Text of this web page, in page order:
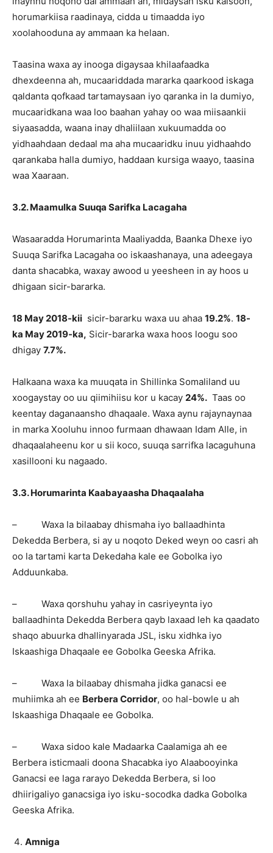
horumarkiisa raadinaya, cidda u timaadda iyo
xoolahooduna ay ammaan ka helaan.
Taasina waxa ay inooga digaysaa khilaafaadka
dhexdeenna ah, mucaariddada mararka qaarkood iskaga
qaldanta qofkaad tartamaysaan iyo qaranka in la dumiyo,
mucaaridkana waa loo baahan yahay oo waa miisaankii
siyaasadda, waana inay dhaliilaan xukuumadda oo
yidhaahdaan dedaal ma aha mucaaridku inuu yidhaahdo
qarankaba halla dumiyo, haddaan kursiga waayo, taasina
waa Xaaraan.
3.2. Maamulka Suuqa Sarifka Lacagaha
Wasaaradda Horumarinta Maaliyadda, Baanka Dhexe iyo
Suuqa Sarifka Lacagaha oo iskaashanaya, una adeegaya
danta shacabka, waxay awood u yeesheen in ay hoos u
dhigaan sicir-bararka.
18 May 2018-kii sicir-bararku waxa uu ahaa 19.2%. 18-
ka May 2019-ka, Sicir-bararka waxa hoos loogu soo
dhigay 7.7%.
Halkaana waxa ka muuqata in Shillinka Somaliland uu
xoogaystay oo uu qiimihiisu kor u kacay 24%. Taas oo
keentay daganaansho dhaqaale. Waxa aynu rajaynaynaa
in marka Xooluhu innoo furmaan dhawaan Idam Alle, in
dhaqaalaheenu kor u sii koco, suuqa sarrifka lacaguhuna
xasillooni ku nagaado.
3.3. Horumarinta Kaabayaasha Dhaqaalaha
– Waxa la bilaabay dhismaha iyo ballaadhinta
Dekedda Berbera, si ay u noqoto Deked weyn oo casri ah
oo la tartami karta Dekedaha kale ee Gobolka iyo
Adduunkaba.
– Waxa qorshuhu yahay in casriyeynta iyo
ballaadhinta Dekedda Berbera qayb laxaad leh ka qaadato
shaqo abuurka dhallinyarada JSL, isku xidhka iyo
Iskaashiga Dhaqaale ee Gobolka Geeska Afrika.
– Waxa la bilaabay dhismaha jidka ganacsi ee
muhiimka ah ee Berbera Corridor, oo hal-bowle u ah
Iskaashiga Dhaqaale ee Gobolka.
– Waxa sidoo kale Madaarka Caalamiga ah ee
Berbera isticmaali doona Shacabka iyo Alaabooyinka
Ganacsi ee laga rarayo Dekedda Berbera, si loo
dhiirigaliyo ganacsiga iyo isku-socodka dadka Gobolka
Geeska Afrika.
Amniga